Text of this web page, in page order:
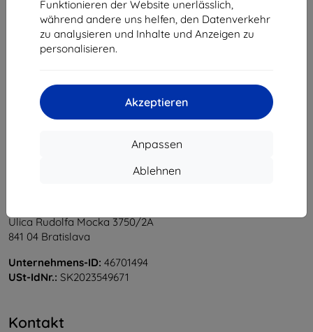
Funktionieren der Website unerlässlich,
während andere uns helfen, den Datenverkehr
zu analysieren und Inhalte und Anzeigen zu
personalisieren.
Akzeptieren
Anpassen
Ablehnen
1
Ulica Rudolfa Mocka 3750/2A
841 04 Bratislava
Unternehmens-ID: 46701494
USt-IdNr.: SK2023549671
Kontakt